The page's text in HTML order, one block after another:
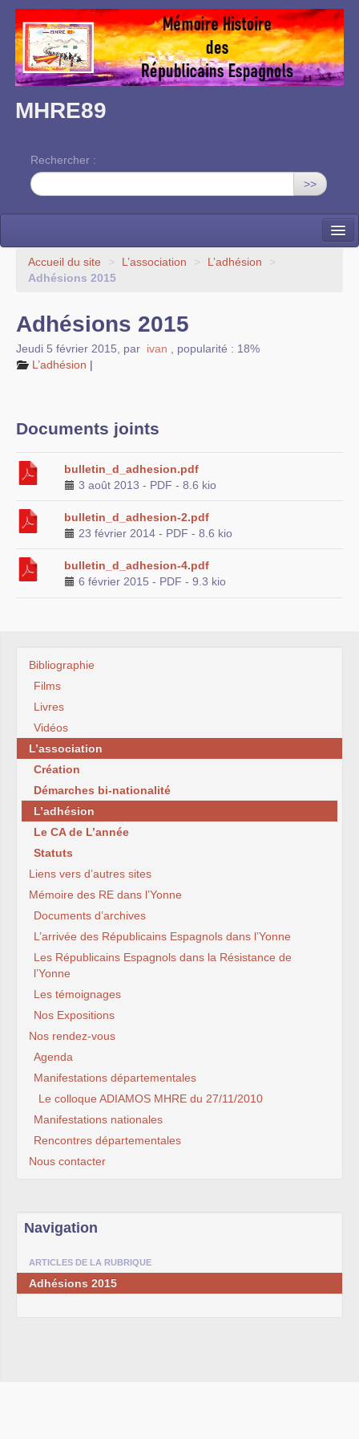
MHRE89
Rechercher :
>>
Accueil
Mémoire des RE dans l’Yonne
Nos rendez-vous
Accueil du site > L’association > L’adhésion
>
Adhésions 2015
Adhésions 2015
Jeudi 5 février 2015 par ivan
popularité : 18%
L’adhésion |
Documents joints
bulletin_d_adhesion.pdf
3 août 2013 - PDF - 8.6 kio
bulletin_d_adhesion-2.pdf
23 février 2014 - PDF - 8.6 kio
bulletin_d_adhesion-4.pdf
6 février 2015 - PDF - 9.3 kio
Bibliographie
Films
Livres
Vidéos
L’association
Création
Démarches bi-nationalité
L’adhésion
Le CA de L’année
Statuts
Liens vers d’autres sites
Mémoire des RE dans l’Yonne
Documents d’archives
L’arrivée des Républicains Espagnols dans l’Yonne
Les Républicains Espagnols dans la Résistance de
l’Yonne
Les témoignages
Nos Expositions
Nos rendez-vous
Agenda
Manifestations départementales
Le colloque ADIAMOS MHRE du 27/11/2010
Manifestations nationales
Rencontres départementales
Nous contacter
Navigation
ARTICLES DE LA RUBRIQUE
Adhésions 2015